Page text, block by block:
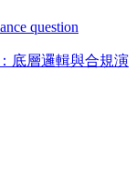
question
底層邏輯與合規演